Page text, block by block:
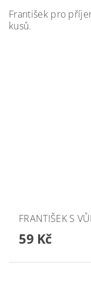
František pro
kusů.
FRANTIŠEK S
59 Kč